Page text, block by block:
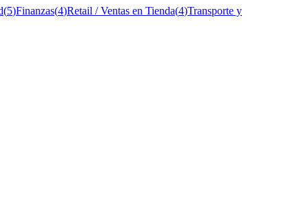
(5)Finanzas(4)Retail / Ventas en Tienda(4)Transporte y